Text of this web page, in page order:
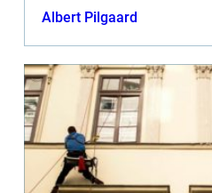
mange mul...
Albert Pilgaard